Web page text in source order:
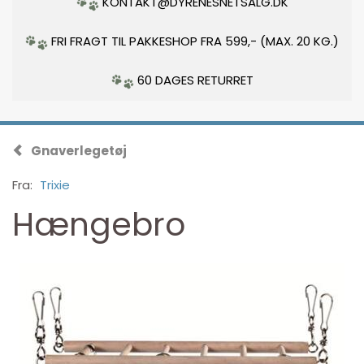
FRI FRAGT TIL PAKKESHOP FRA 599,- (MAX. 20 KG.)
60 DAGES RETURRET
Gnaverlegetøj
Fra: Trixie
Hængebro